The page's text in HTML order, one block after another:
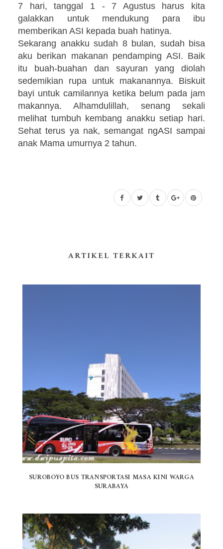
7 hari, tanggal 1 - 7 Agustus harus kita
galakkan untuk mendukung para ibu
memberikan ASI kepada buah hatinya.
Sekarang anakku sudah 8 bulan, sudah bisa
aku berikan makanan pendamping ASI. Baik
itu buah-buahan dan sayuran yang diolah
sedemikian rupa untuk makanannya. Biskuit
bayi untuk camilannya ketika belum pada jam
makannya. Alhamdulillah, senang sekali
melihat tumbuh kembang anakku setiap hari.
Sehat terus ya nak, semangat ngASI sampai
anak Mama umurnya 2 tahun.
ARTIKEL TERKAIT
SUROBOYO BUS TRANSPORTASI MASA KINI WARGA
SURABAYA